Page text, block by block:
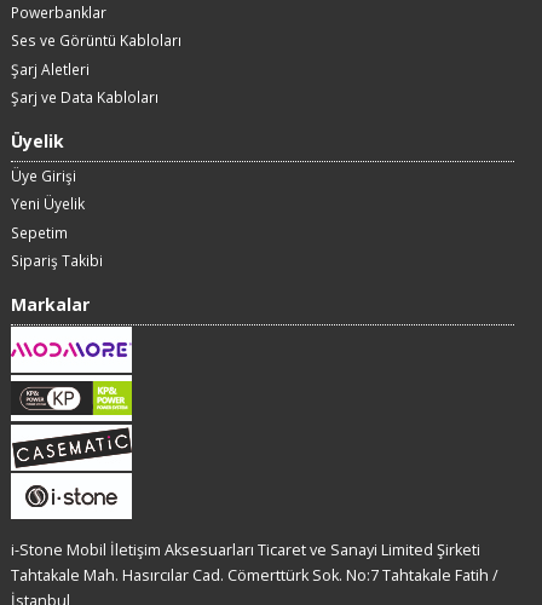
Powerbanklar
Ses ve Görüntü Kabloları
Şarj Aletleri
Şarj ve Data Kabloları
Üyelik
Üye Girişi
Yeni Üyelik
Sepetim
Sipariş Takibi
Markalar
i-Stone Mobil İletişim Aksesuarları Ticaret ve Sanayi Limited Şirketi
Tahtakale Mah. Hasırcılar Cad. Cömerttürk Sok. No:7 Tahtakale Fatih /